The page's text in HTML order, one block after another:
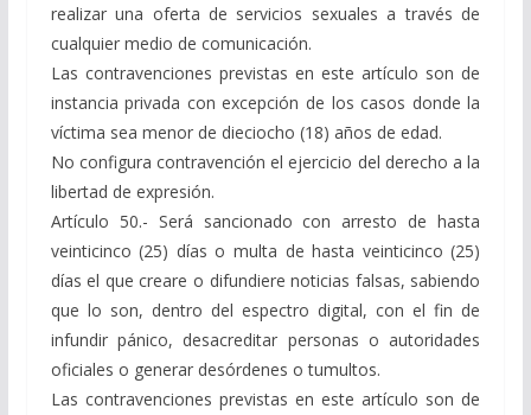
realizar una oferta de servicios sexuales a través de
cualquier medio de comunicación.
Las contravenciones previstas en este artículo son de
instancia privada con excepción de los casos donde la
víctima sea menor de dieciocho (18) años de edad.
No configura contravención el ejercicio del derecho a la
libertad de expresión.
Artículo 50.- Será sancionado con arresto de hasta
veinticinco (25) días o multa de hasta veinticinco (25)
días el que creare o difundiere noticias falsas, sabiendo
que lo son, dentro del espectro digital, con el fin de
infundir pánico, desacreditar personas o autoridades
oficiales o generar desórdenes o tumultos.
Las contravenciones previstas en este artículo son de